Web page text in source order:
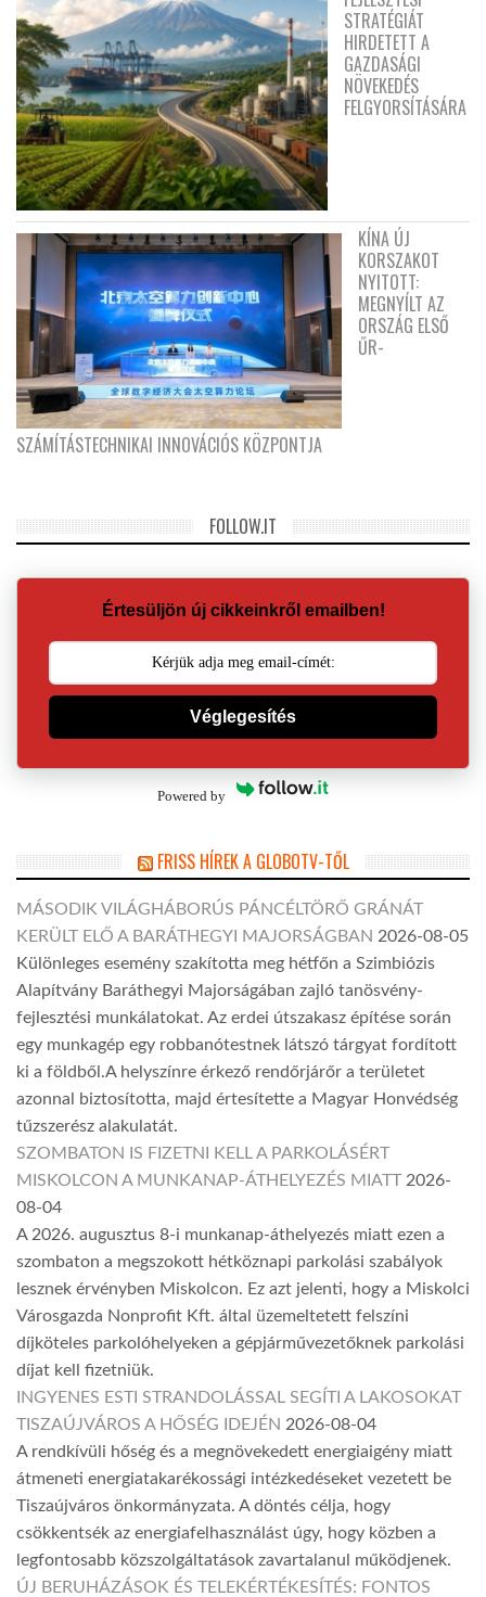
STRATÉGIÁT
HIRDETETT A
GAZDASÁGI
NÖVEKEDÉS
FELGYORSÍTÁSÁRA
KÍNA ÚJ
KORSZAKOT
NYITOTT:
MEGNYÍLT AZ
ORSZÁG ELSŐ
ŰR-
SZÁMÍTÁSTECHNIKAI INNOVÁCIÓS KÖZPONTJA
FOLLOW.IT
Értesüljön új cikkeinkről emailben!
Véglegesítés
Powered by
FRISS HÍREK A GLOBOTV-TŐL
MÁSODIK VILÁGHÁBORÚS PÁNCÉLTÖRŐ GRÁNÁT
KERÜLT ELŐ A BARÁTHEGYI MAJORSÁGBAN 2026-08-05
Különleges esemény szakította meg hétfőn a Szimbiózis
Alapítvány Baráthegyi Majorságában zajló tanösvény-
fejlesztési munkálatokat. Az erdei útszakasz építése során
egy munkagép egy robbanótestnek látszó tárgyat fordított
ki a földből.A helyszínre érkező rendőrjárőr a területet
azonnal biztosította, majd értesítette a Magyar Honvédség
tűzszerész alakulatát.
SZOMBATON IS FIZETNI KELL A PARKOLÁSÉRT
MISKOLCON A MUNKANAP-ÁTHELYEZÉS MIATT 2026-
08-04
A 2026. augusztus 8-i munkanap-áthelyezés miatt ezen a
szombaton a megszokott hétköznapi parkolási szabályok
lesznek érvényben Miskolcon. Ez azt jelenti, hogy a Miskolci
Városgazda Nonprofit Kft. által üzemeltetett felszíni
díjköteles parkolóhelyeken a gépjárművezetőknek parkolási
díjat kell fizetniük.
INGYENES ESTI STRANDOLÁSSAL SEGÍTI A LAKOSOKAT
TISZAÚJVÁROS A HŐSÉG IDEJÉN 2026-08-04
A rendkívüli hőség és a megnövekedett energiaigény miatt
átmeneti energiatakarékossági intézkedéseket vezetett be
Tiszaújváros önkormányzata. A döntés célja, hogy
csökkentsék az energiafelhasználást úgy, hogy közben a
legfontosabb közszolgáltatások zavartalanul működjenek.
ÚJ BERUHÁZÁSOK ÉS TELEKÉRTÉKESÍTÉS: FONTOS